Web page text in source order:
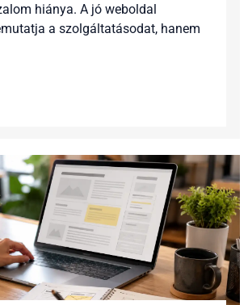
hiánya. A jó weboldal
a szolgáltatásodat, hanem